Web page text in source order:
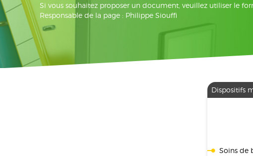
Si vous souhaitez proposer un document, veuillez utiliser le
Responsable de la page : Philippe Siouffi
Dispositifs
Soins de